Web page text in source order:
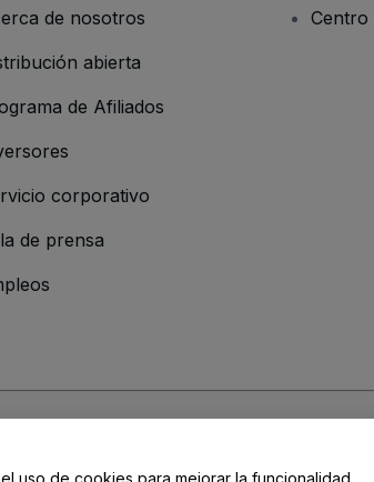
de nosotros
abierta
de Afiliados
corporativo
de prensa
Centro
uso de cookies para mejorar la funcionalidad